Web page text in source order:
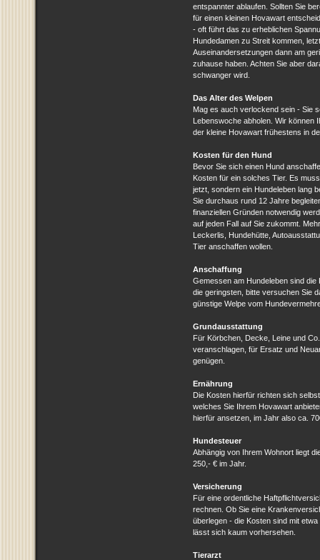
entspannter ablaufen. Sollten Sie
für einen kleinen Hovawart
- oft führt das zu erheblichen
Hundedamen zu Streit kommen,
Auseinandersetzungen dann am
zuhause haben. Achten Sie aber
schwanger wird.
Das Alter des Welpen
Mag es auch verlockend sein - Sie
Lebenswoche abholen. Wir können
der kleine Hovawart frühestens in
Kosten für den Hund
Bevor Sie sich einen Hund
Kosten für ein solches Tier. Es
jetzt, sondern ein Hundeleben lang
Sie durchaus rund 12 Jahre
finanziellen Gründen notwendig
auf jeden Fall auf Sie zukommt.
Leckerlis, Hundehütte,
Tier anschaffen wollen.
Anschaffung
Gemessen am Hundeleben sind
die geringsten, bitte versuchen Sie
günstige Welpe vom
Grundausstattung
Für Körbchen, Decke, Leine und
veranschlagen, für Ersatz und
genügen.
Ernährung
Die Kosten hierfür richten sich
welches Sie Ihrem Hovawart
hierfür ansetzen, im Jahr also ca.
Hundesteuer
Abhängig von Ihrem Wohnort liegt
250,- € im Jahr.
Versicherung
Für eine ordentliche
rechnen. Ob Sie eine
überlegen - die Kosten sind mit
lässt sich kaum vorhersehen.
Tierarzt